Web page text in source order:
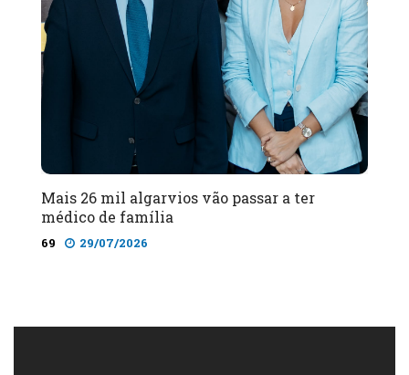
Mais 26 mil algarvios vão passar a ter
médico de família
69 29/07/2026